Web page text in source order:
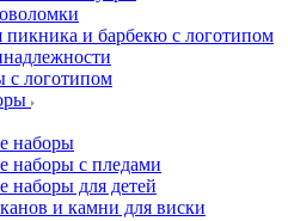
и барбекю с логотипом
с логотипом
наборы
наборы с пледами
наборы для детей
и камни для виски